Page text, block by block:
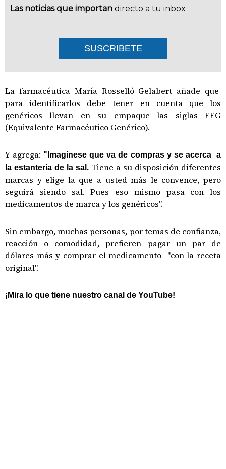
Las noticias que importan directo a tu inbox
SUSCRIBETE
La farmacéutica María Rosselló Gelabert añade que
para identificarlos debe tener en cuenta que los
genéricos llevan en su empaque las siglas EFG
(Equivalente Farmacéutico Genérico).
Y agrega: "Imagínese que va de compras y se acerca a
la estantería de la sal. Tiene a su disposición diferentes
marcas y elige la que a usted más le convence, pero
seguirá siendo sal. Pues eso mismo pasa con los
medicamentos de marca y los genéricos".
Sin embargo, muchas personas, por temas de confianza,
reacción o comodidad, prefieren pagar un par de
dólares más y comprar el medicamento "con la receta
original".
¡Mira lo que tiene nuestro canal de YouTube!